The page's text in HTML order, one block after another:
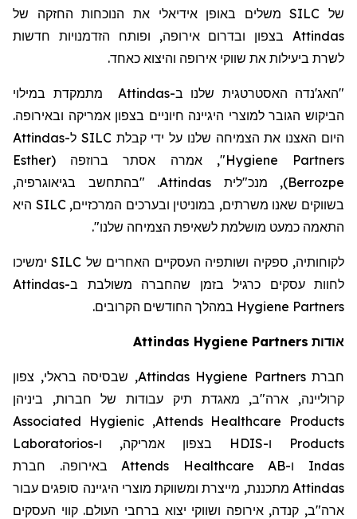
של SILCמשלים באופן אידיאלי את הנוכחות החזקה של
Attindas
בצפון ובדרום אירופה, ופותח הזדמנויות חדשות
לשרת ביעילות את שווקי אירופה והיצוא כאחד.
"האג'נדה האסטרטגית שלנו ב-Attindas
מתמקדת במילוי
הביקוש הגובר למוצרי היגיינה חיוניים בצפון אמריקה ובאירופה.
היום האצנו את הצמיחה שלנו על ידי קבלתSILC ל-Attindas
Hygiene Partners", אמרה אסתר ברוזפה (
Esther
Berrozpe
), מנכ"לית Attindas. "בהתחשב בגיאוגרפיה,
בשווקים שאנו משרתים, במוניטין ובערכים המרכזיים,SILC היא
התאמה כמעט מושלמת לשאיפת הצמיחה שלנו".
לקוחותיה, ספקיה ושותפיה העסקיים האחרים של SILCימשיכו
לחוות עסקים כרגיל בזמן שהחברה משולבת ב-Attindas
Hygiene Partners במהלך החודשים הקרובים.
אודות Attindas Hygiene Partners
חברתAttindas Hygiene Partners, שבסיסה בראלי, צפון
קרוליינה, ארה"ב, מאגדת תיק עבודות של חברות, ביניהן
Attends Healthcare Products
,
Associated Hygienic
Products
ו-HDIS בצפון אמריקה, ו-Laboratorios
Indas ו-Attends Healthcare ABבאירופה. חברת
Attindas מתכננת, מייצרת ומשווקת מוצרי היגיינה סופגים עבור
ארה"ב, קנדה, אירופה ושווקי יצוא ברחבי העולם. קווי העסקים